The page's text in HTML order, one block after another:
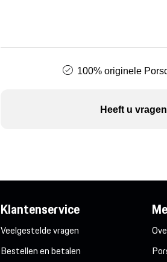
100% originele
Heeft u
Klantenservice
Veelgestelde vragen
Bestellen en betalen